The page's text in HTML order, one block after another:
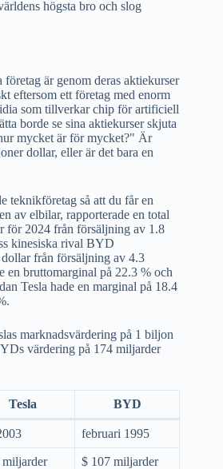
högsta bro och slog
är genom deras aktiekurser
eftersom ett företag med enorm
som tillverkar chip för artificiell
borde se sina aktiekurser skjuta
mycket är för mycket?" Är
dollar, eller är det bara en
teknikföretag så att du får en
av elbilar, rapporterade en total
för 2024 från försäljning av 1.8
kinesiska rival BYD
från försäljning av 4.3
bruttomarginal på 22.3 % och
Tesla hade en marginal på 18.4
marknadsvärdering på 1 biljon
värdering på 174 miljarder
Tesla BYD
februari 1995
miljarder $ 107 miljarder